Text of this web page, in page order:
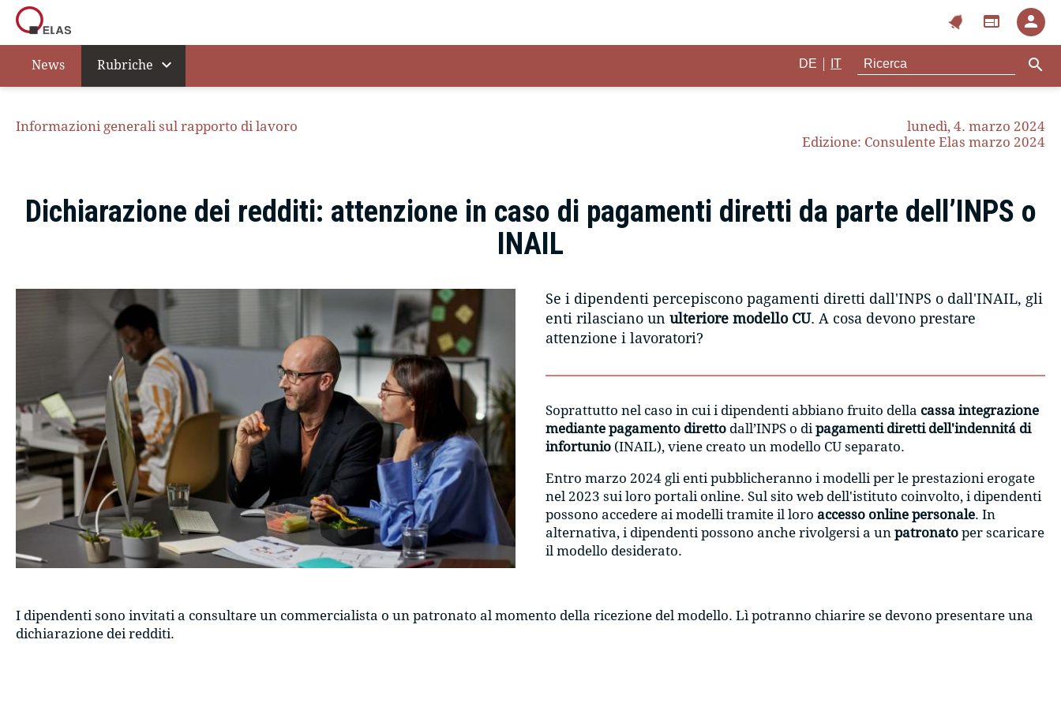
notifications web person
News Rubriche expand_more DE IT search
Informazioni generali sul rapporto di lavoro
lunedì, 4. marzo 2024
Edizione: Consulente Elas marzo 2024
Dichiarazione dei redditi: attenzione in caso di pagamenti diretti da parte dell’INPS o
INAIL
Se i dipendenti percepiscono pagamenti diretti dall'INPS o dall'INAIL, gli
enti rilasciano un ulteriore modello CU. A cosa devono prestare
attenzione i lavoratori?
Soprattutto nel caso in cui i dipendenti abbiano fruito della cassa integrazione
mediante pagamento diretto dall’INPS o dipagamenti diretti dell'indennitá di
infortunio (INAIL), viene creato un modello CU separato.
Entro marzo 2024 gli enti pubblicheranno i modelli per le prestazioni erogate
nel 2023 sui loro portali online. Sul sito web dell'istituto coinvolto, i dipendenti
possono accedere ai modelli tramite il loro accesso online personale. In
alternativa, i dipendenti possono anche rivolgersi a un patronato per scaricare
il modello desiderato.
I dipendenti sono invitati a consultare un commercialista o un patronato al momento della ricezione del modello. Lì potranno chiarire se devono presentare una
dichiarazione dei redditi.